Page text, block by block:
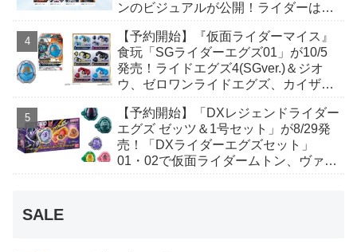
ンのビジュアルが公開！ライダーは子
【予約開始】『仮面ライダーマイス』
食玩「SGライダーエグズ01」が10/5
発売！ライドエグズ4(SGver.)＆ジオ
ウ、ゼロワンライドエグズ、カイザ、
【予約開始】「DXレジェンドライダー
エグズ ゼッツ＆1号セット」が8/29発
売！「DXライダーエグズセット」
01・02で仮面ライダームトン、ヴァン
SALE